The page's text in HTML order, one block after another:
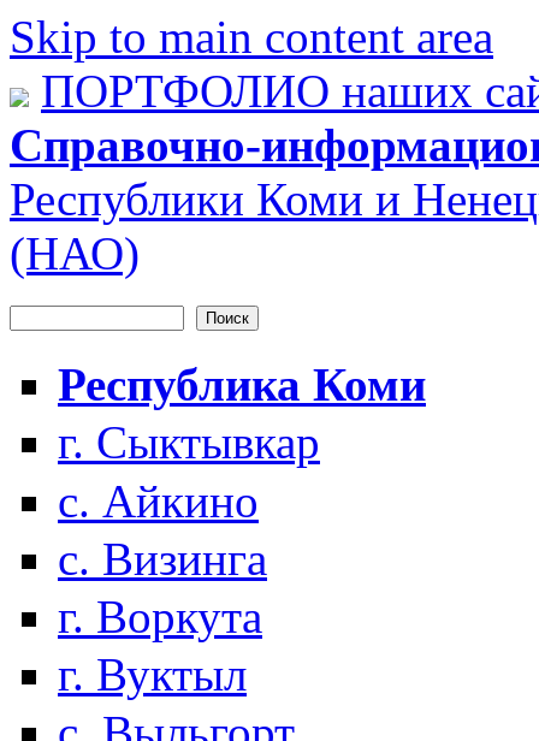
Skip to main content area
ПОРТФОЛИО наших
Справочно-
Республики Коми и
(НАО)
Форма поиска
Республика Коми
г. Сыктывкар
с. Айкино
с. Визинга
г. Воркута
г. Вуктыл